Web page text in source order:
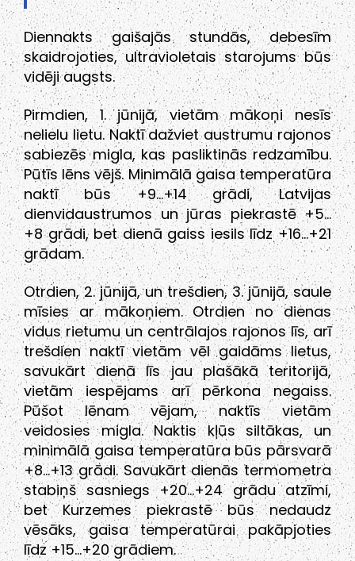
Diennakts gaišajās stundās, debesīm
skaidrojoties, ultravioletais starojums būs
vidēji augsts.
Pirmdien, 1. jūnijā, vietām mākoņi nesīs
nelielu lietu. Naktī dažviet austrumu rajonos
sabiezēs migla, kas pasliktinās redzamību.
Pūtīs lēns vējš. Minimālā gaisa temperatūra
naktī būs +9…+14 grādi, Latvijas
dienvidaustrumos un jūras piekrastē +5…
+8 grādi, bet dienā gaiss iesils līdz +16…+21
grādam.
Otrdien, 2. jūnijā, un trešdien, 3. jūnijā, saule
mīsies ar mākoņiem. Otrdien no dienas
vidus rietumu un centrālajos rajonos līs, arī
trešdien naktī vietām vēl gaidāms lietus,
savukārt dienā līs jau plašākā teritorijā,
vietām iespējams arī pērkona negaiss.
Pūšot lēnam vējam, naktīs vietām
veidosies migla. Naktis kļūs siltākas, un
minimālā gaisa temperatūra būs pārsvarā
+8…+13 grādi. Savukārt dienās termometra
stabiņš sasniegs +20…+24 grādu atzīmi,
bet Kurzemes piekrastē būs nedaudz
vēsāks, gaisa temperatūrai pakāpjoties
līdz +15…+20 grādiem.